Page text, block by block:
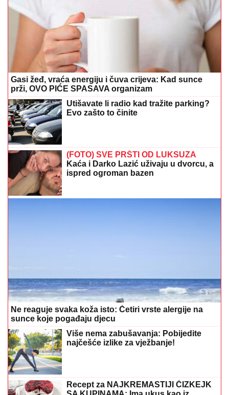
Gasi žeđ, vraća energiju i čuva crijeva: Kad sunce
prži, OVO PIĆE SPASAVA organizam
Utišavate li radio kad tražite parking?
Evo zašto to činite
(FOTO) SVE PRŠTI OD LUKSUZA
Kaća i Darko Lazić uživaju u dvorcu, a
ispred ogroman bazen
Ne reaguje svaka koža isto: Četiri vrste alergije na
sunce koje pogađaju djecu
Više nema zabušavanja: Pobijedite
najčešće izlike za vježbanje!
Recept za NAJKREMASTIJI ČIZKEJK